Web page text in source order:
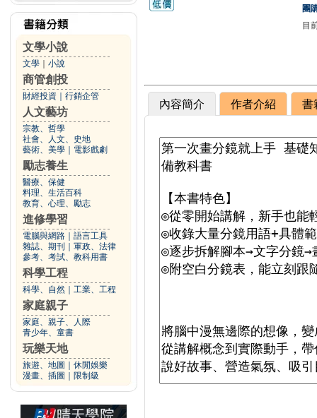
文學小說
文學 小說
商管創投
財經投資 行銷企管
人文藝坊
宗教、哲學
社會、人文、史地
藝術、美學
電影戲劇
勵志養生
醫療、保健
料理、生活百科
教育、心理、勵志
進修學習
電腦與網路
語言工具
雜誌、期刊
軍政、法律
參考、考試、教科用書
科學工程
科學、自然 工業、工程
家庭親子
家庭、親子、人際
青少年、童書
玩樂天地
旅遊、地圖
休閒娛樂
漫畫、插圖
限制級
團
目
內容簡介 作者介紹 書